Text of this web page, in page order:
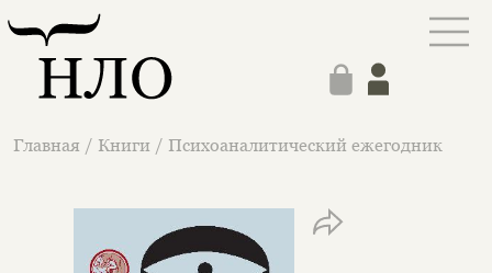
Главная / Книги / Психоаналитический ежегодник